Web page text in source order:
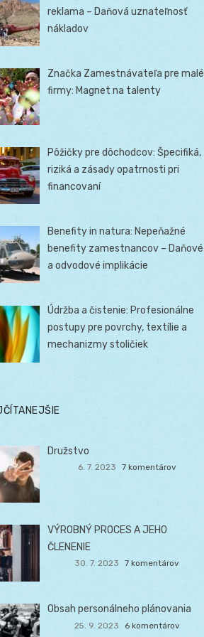
reklama – Daňová uznateľnosť
nákladov
Značka Zamestnávateľa pre malé
firmy: Magnet na talenty
Pôžičky pre dôchodcov: Špecifiká,
riziká a zásady opatrnosti pri
financovaní
Benefity in natura: Nepeňažné
benefity zamestnancov – Daňové
a odvodové implikácie
Údržba a čistenie: Profesionálne
postupy pre povrchy, textílie a
mechanizmy stoličiek
Družstvo
6. 7. 2023 7 komentárov
VÝROBNÝ PROCES A JEHO
ČLENENIE
30. 7. 2023 7 komentárov
Obsah personálneho plánovania
25. 9. 2023 6 komentárov